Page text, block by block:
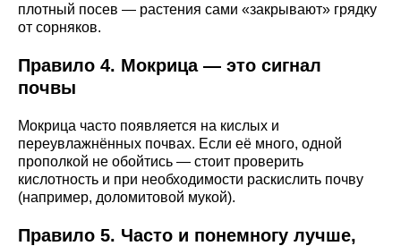
плотный посев — растения сами «закрывают» грядку
от сорняков.
Правило 4. Мокрица — это сигнал
почвы
Мокрица часто появляется на кислых и
переувлажнённых почвах. Если её много, одной
прополкой не обойтись — стоит проверить
кислотность и при необходимости раскислить почву
(например, доломитовой мукой).
Правило 5. Часто и понемногу лучше,